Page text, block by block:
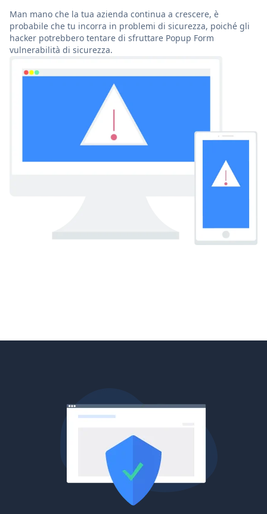
Man mano che la tua azienda continua a crescere, è
probabile che tu incorra in problemi di sicurezza, poiché gli
hacker potrebbero tentare di sfruttare Popup Form
vulnerabilità di sicurezza.